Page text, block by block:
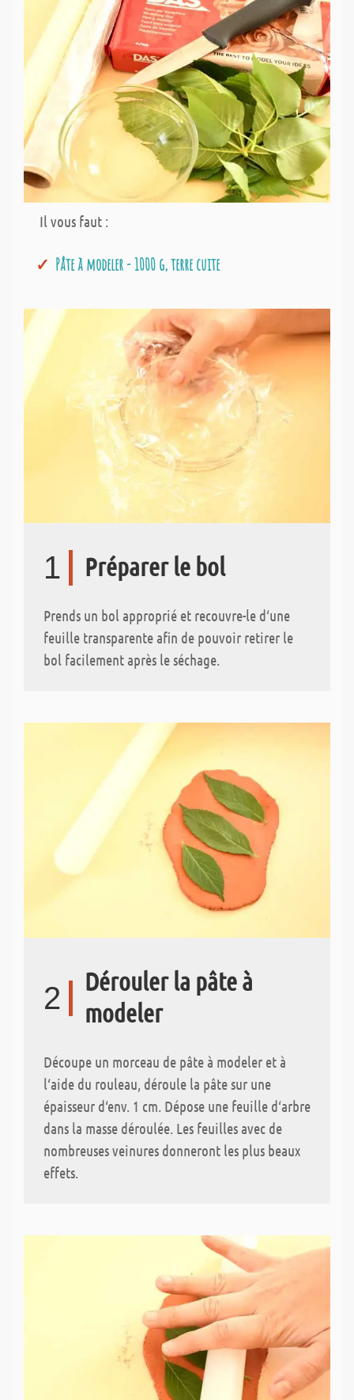
Il vous faut :
Pâte à modeler - 1000 g, terre cuite
1 Préparer le bol
Prends un bol approprié et recouvre-le d‘une
feuille transparente afin de pouvoir retirer le
bol facilement après le séchage.
2
Dérouler la pâte à
modeler
Découpe un morceau de pâte à modeler et à
l‘aide du rouleau, déroule la pâte sur une
épaisseur d‘env. 1 cm. Dépose une feuille d‘arbre
dans la masse déroulée. Les feuilles avec de
nombreuses veinures donneront les plus beaux
effets.